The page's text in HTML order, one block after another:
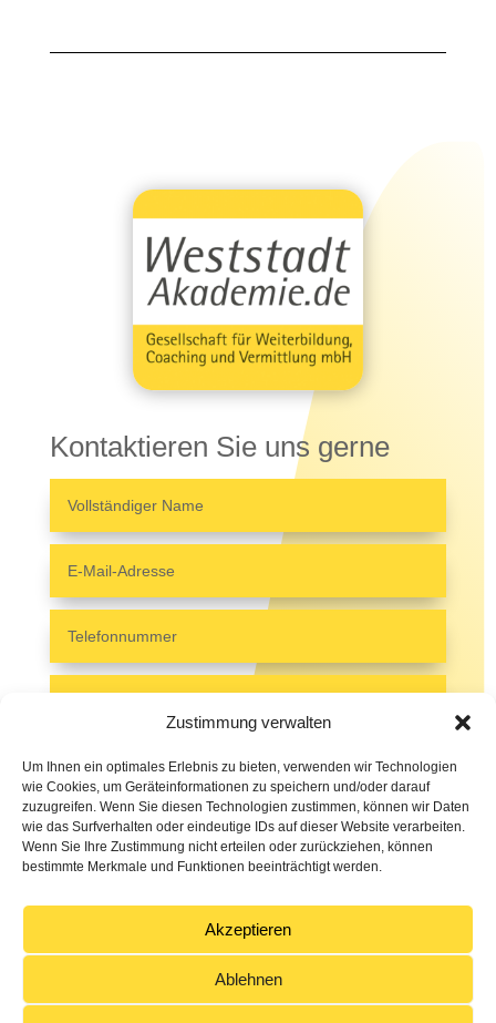
Zustimmung verwalten
Um Ihnen ein optimales Erlebnis zu bieten, verwenden wir Technologien
wie Cookies, um Geräteinformationen zu speichern und/oder darauf
zuzugreifen. Wenn Sie diesen Technologien zustimmen, können wir Daten
wie das Surfverhalten oder eindeutige IDs auf dieser Website verarbeiten.
Wenn Sie Ihre Zustimmung nicht erteilen oder zurückziehen, können
bestimmte Merkmale und Funktionen beeinträchtigt werden.
Akzeptieren
Ablehnen
Kontaktieren Sie uns gerne
15 + 4=